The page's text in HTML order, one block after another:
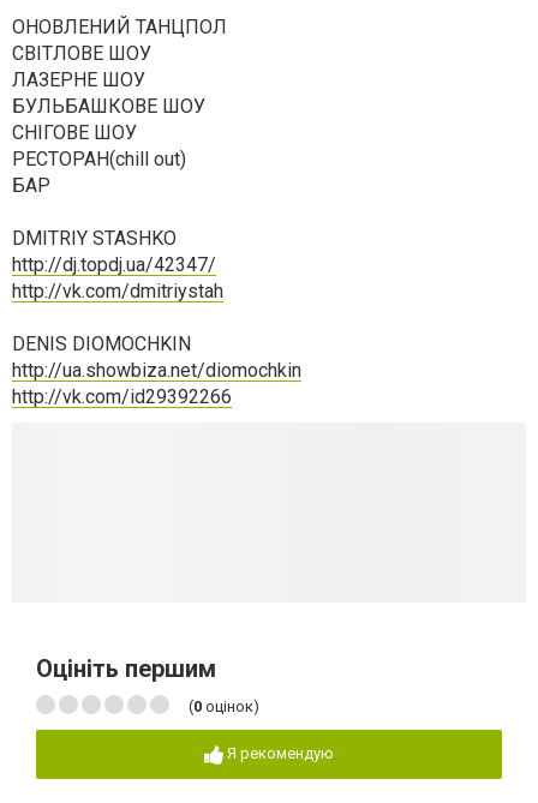
ОНОВЛЕНИЙ ТАНЦПОЛ
СВІТЛОВЕ ШОУ
ЛАЗЕРНЕ ШОУ
БУЛЬБАШКОВЕ ШОУ
СНІГОВЕ ШОУ
РЕСТОРАН(chill out)
БАР
DMITRIY STASHKO
http://dj.topdj.ua/42347/
http://vk.com/dmitriystah
DENIS DIOMOCHKIN
http://ua.showbiza.net/diomochkin
http://vk.com/id29392266
Оцініть першим
(0 оцінок)
Я рекомендую